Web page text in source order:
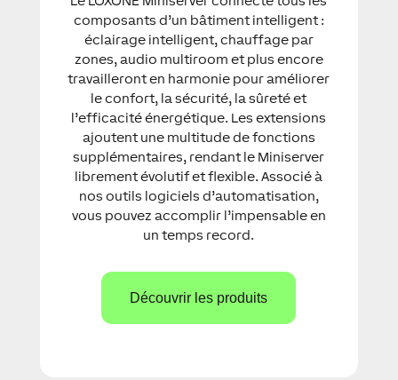
composants d’un bâtiment intelligent :
éclairage intelligent, chauffage par
zones, audio multiroom et plus encore
travailleront en harmonie pour améliorer
le confort, la sécurité, la sûreté et
l’efficacité énergétique. Les extensions
ajoutent une multitude de fonctions
supplémentaires, rendant le Miniserver
librement évolutif et flexible. Associé à
nos outils logiciels d’automatisation,
vous pouvez accomplir l’impensable en
un temps record.
Découvrir les produits